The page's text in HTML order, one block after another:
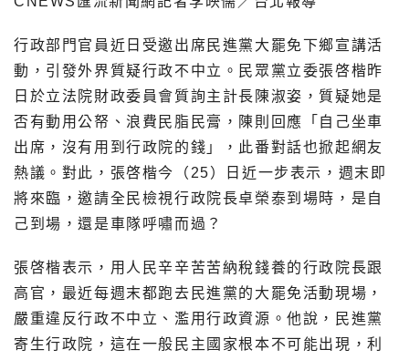
行政部門官員近日受邀出席民進黨大罷免下鄉宣講活
動，引發外界質疑行政不中立。民眾黨立委張啓楷昨
日於立法院財政委員會質詢主計長陳淑姿，質疑她是
否有動用公帑、浪費民脂民膏，陳則回應「自己坐車
出席，沒有用到行政院的錢」，此番對話也掀起網友
熱議。對此，張啓楷今（25）日近一步表示，週末即
將來臨，邀請全民檢視行政院長卓榮泰到場時，是自
己到場，還是車隊呼嘯而過？
張啓楷表示，用人民辛辛苦苦納稅錢養的行政院長跟
高官，最近每週末都跑去民進黨的大罷免活動現場，
嚴重違反行政不中立、濫用行政資源。他說，民進黨
寄生行政院，這在一般民主國家根本不可能出現，利